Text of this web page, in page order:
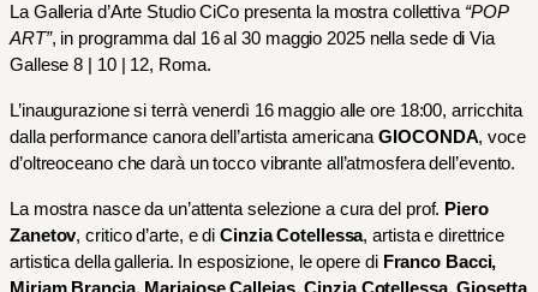
La Galleria d’Arte Studio CiCo presenta la mostra collettiva “POP
ART”, in programma dal 16 al 30 maggio 2025 nella sede di Via
Gallese 8 | 10 | 12, Roma.
L’inaugurazione si terrà venerdì 16 maggio alle ore 18:00, arricchita
dalla performance canora dell’artista americana GIOCONDA, voce
d’oltreoceano che darà un tocco vibrante all’atmosfera dell’evento.
La mostra nasce da un’attenta selezione a cura del prof. Piero
Zanetov, critico d’arte, e di Cinzia Cotellessa, artista e direttrice
artistica della galleria. In esposizione, le opere di Franco Bacci,